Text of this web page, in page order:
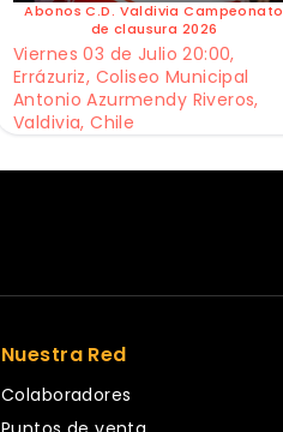
Abonos C.D. Valdivia Campeonato
de clausura 2026
Viernes 03 de Julio 20:00,
Errázuriz, Coliseo Municipal
Antonio Azurmendy Riveros,
Valdivia, Chile
Nuestra Red
Colaboradores